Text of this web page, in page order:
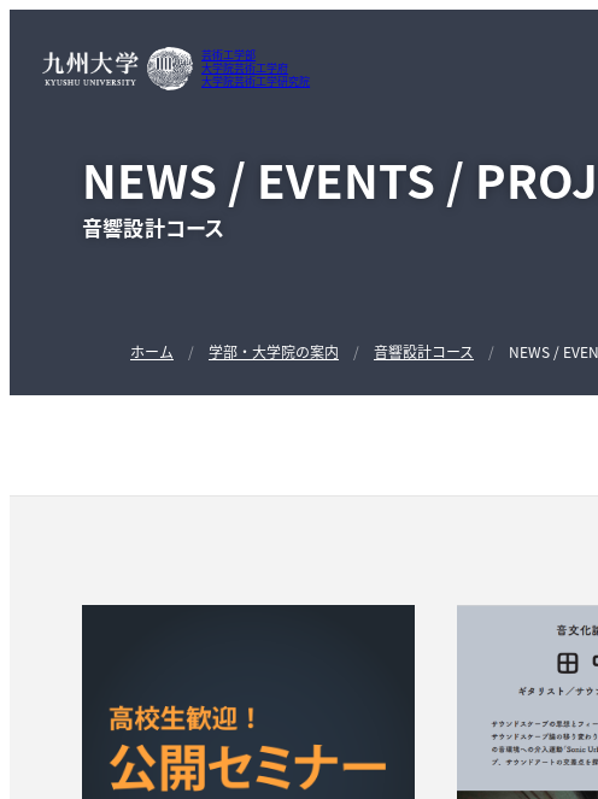
芸術工学部
大学院芸術工学府
大学院芸術工学研究院
NEWS / EVENTS /
音響設計コース
ホーム 学部・大学院の案内 音響設計コース NEWS /